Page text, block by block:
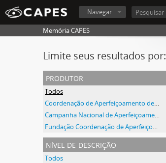
Navegar
Memória CAPES
Limite seus resultados por:
produtor
Todos
Coordenação de Aperfeiçoamento de Pessoal de Nível Superior (CAPES)
Campanha Nacional de Aperfeiçoamento de Pessoal de Nível Superior (CAPES)
Fundação Coordenação de Aperfeiçoamento de Pessoal de Nível Superior (CAPES)
nível de descrição
Todos